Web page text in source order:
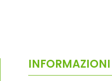
INFORMAZIONI